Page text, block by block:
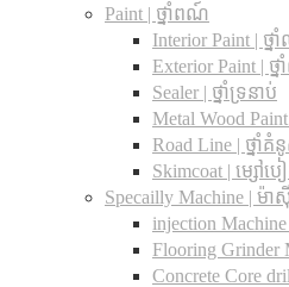
Paint | ថ្នាំពណ៍
Interior Paint | ថ្ន
Exterior Paint | ថ្
Sealer | ថ្នាំទ្រនាប់
Metal Wood
Road Line | ថ្នាំគំ
Skimcoat | ម្សៅប
Specailly Machine | ម៉
injection
Flooring
Concrete Core